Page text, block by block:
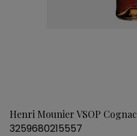
Henri Mounier VSOP Cognac
3259680215557